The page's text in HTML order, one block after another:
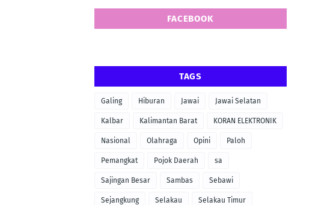
FACEBOOK
TAGS
Galing Hiburan Jawai Jawai Selatan
Kalbar Kalimantan Barat KORAN ELEKTRONIK
Nasional Olahraga Opini Paloh
Pemangkat Pojok Daerah sa
Sajingan Besar Sambas Sebawi
Sejangkung Selakau Selakau Timur